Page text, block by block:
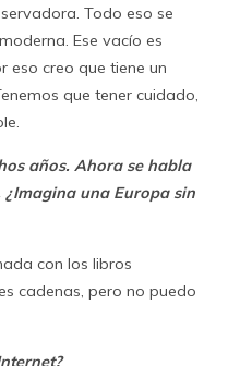
Todo eso se
Ese vacío es
eso creo que tiene un
que tener cuidado,
años. Ahora se habla
una Europa sin
con los libros
cadenas, pero no puedo